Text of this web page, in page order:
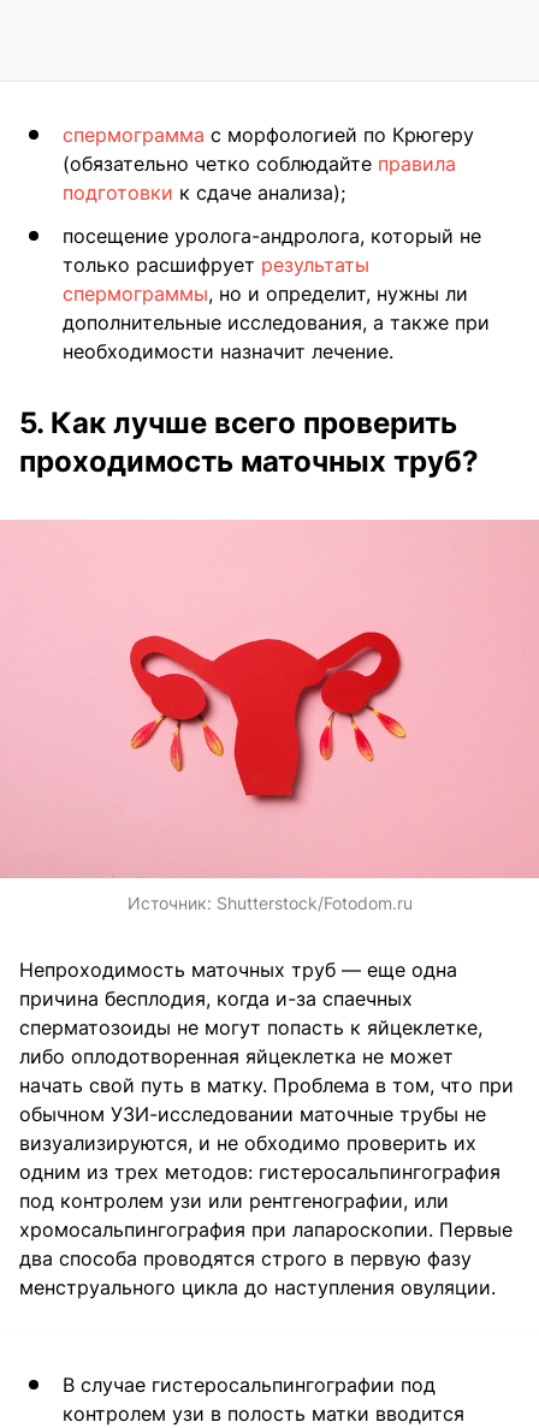
спермограмма с морфологией по Крюгеру
(обязательно четко соблюдайте правила
подготовки к сдаче анализа);
посещение уролога-андролога, который не
только расшифрует результаты
спермограммы, но и определит, нужны ли
дополнительные исследования, а также при
необходимости назначит лечение.
5. Как лучше всего проверить
проходимость маточных труб?
Источник: Shutterstock/Fotodom.ru
Непроходимость маточных труб — еще одна
причина бесплодия, когда и-за спаечных
сперматозоиды не могут попасть к яйцеклетке,
либо оплодотворенная яйцеклетка не может
начать свой путь в матку. Проблема в том, что при
обычном УЗИ-исследовании маточные трубы не
визуализируются, и не обходимо проверить их
одним из трех методов: гистеросальпингография
под контролем узи или рентгенографии, или
хромосальпингография при лапароскопии. Первые
два способа проводятся строго в первую фазу
менструального цикла до наступления овуляции.
В случае гистеросальпингографии под
контролем узи в полость матки вводится